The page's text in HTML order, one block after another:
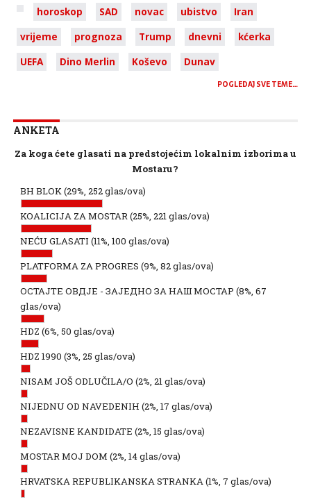
horoskop SAD novac ubistvo
Iran
vrijeme
prognoza Trump dnevni
kćerka
UEFA
Dino Merlin Koševo Dunav
POGLEDAJ SVE TEME…
ANKETA
Za koga ćete glasati na predstojećim lokalnim izborima u
Mostaru?
BH BLOK(29%, 252 glas/ova)
KOALICIJA ZA MOSTAR(25%, 221 glas/ova)
NEĆU GLASATI (11%, 100 glas/ova)
PLATFORMA ZA PROGRES (9%, 82 glas/ova)
ОСТАЈТЕ ОВДЈЕ - ЗАЈЕДНО ЗА НАШ МОСТАР (8%, 67
glas/ova)
HDZ (6%, 50 glas/ova)
HDZ 1990 (3%, 25 glas/ova)
NISAM JOŠ ODLUČILA/O (2%, 21 glas/ova)
NIJEDNU OD NAVEDENIH (2%, 17 glas/ova)
NEZAVISNE KANDIDATE (2%, 15 glas/ova)
MOSTAR MOJ DOM (2%, 14 glas/ova)
HRVATSKA REPUBLIKANSKA STRANKA(1%, 7 glas/ova)